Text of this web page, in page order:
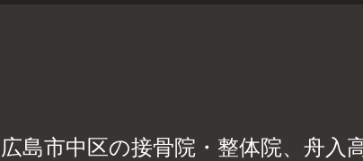
島市中区の接骨院・整体院、舟入